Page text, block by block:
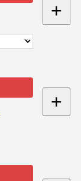
+
+